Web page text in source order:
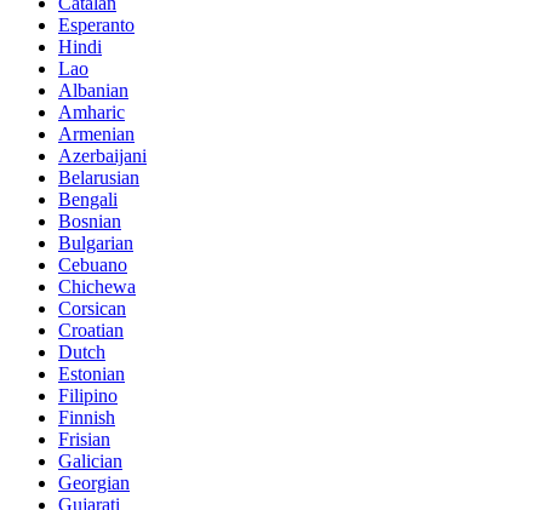
Esperanto
Hindi
Lao
Albanian
Amharic
Armenian
Azerbaijani
Belarusian
Bengali
Bosnian
Bulgarian
Cebuano
Chichewa
Corsican
Croatian
Dutch
Estonian
Filipino
Finnish
Frisian
Galician
Georgian
Gujarati